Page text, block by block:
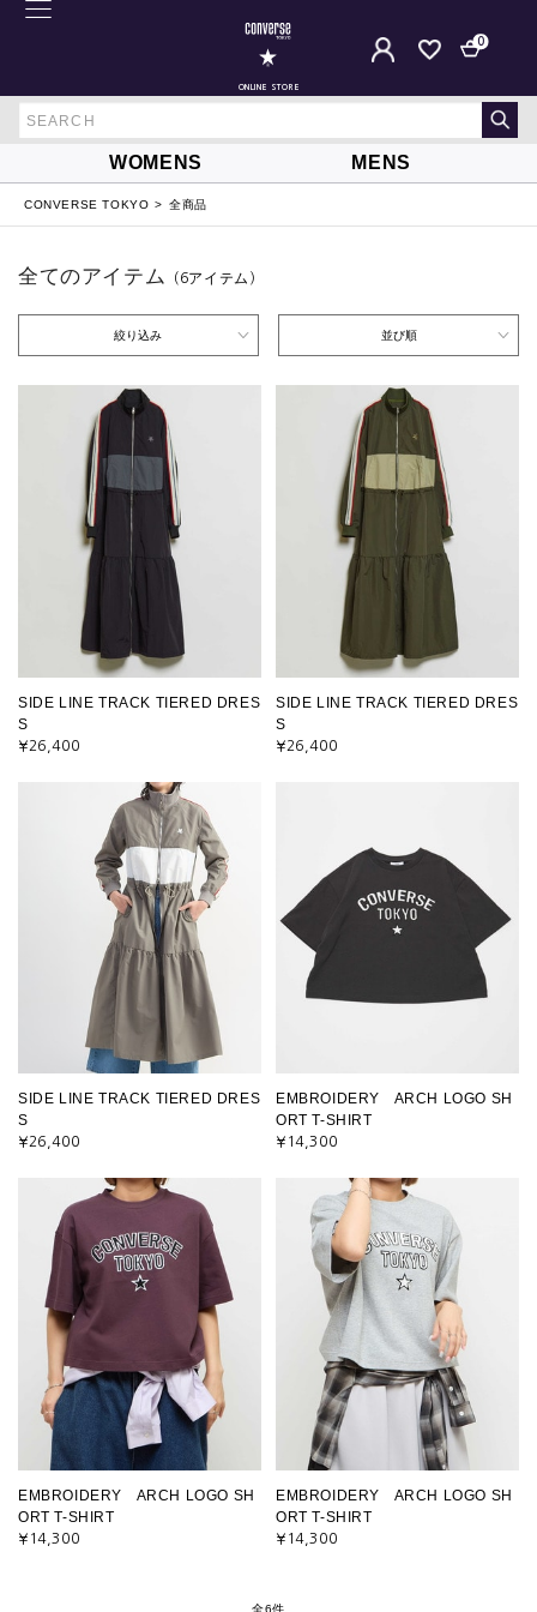
ONLINE STORE
0
WOMENS MENS
CONVERSE TOKYO 全商品
全てのアイテム （6アイテム ）
絞り込み 並び順
SIDE LINE TRACK TIERED DRES
S
¥26,400
SIDE LINE TRACK TIERED DRES
S
¥26,400
SIDE LINE TRACK TIERED DRES
S
¥26,400
EMBROIDERY ARCH LOGO SH
ORT T-SHIRT
¥14,300
EMBROIDERY ARCH LOGO SH
ORT T-SHIRT
¥14,300
EMBROIDERY ARCH LOGO SH
ORT T-SHIRT
¥14,300
全6件